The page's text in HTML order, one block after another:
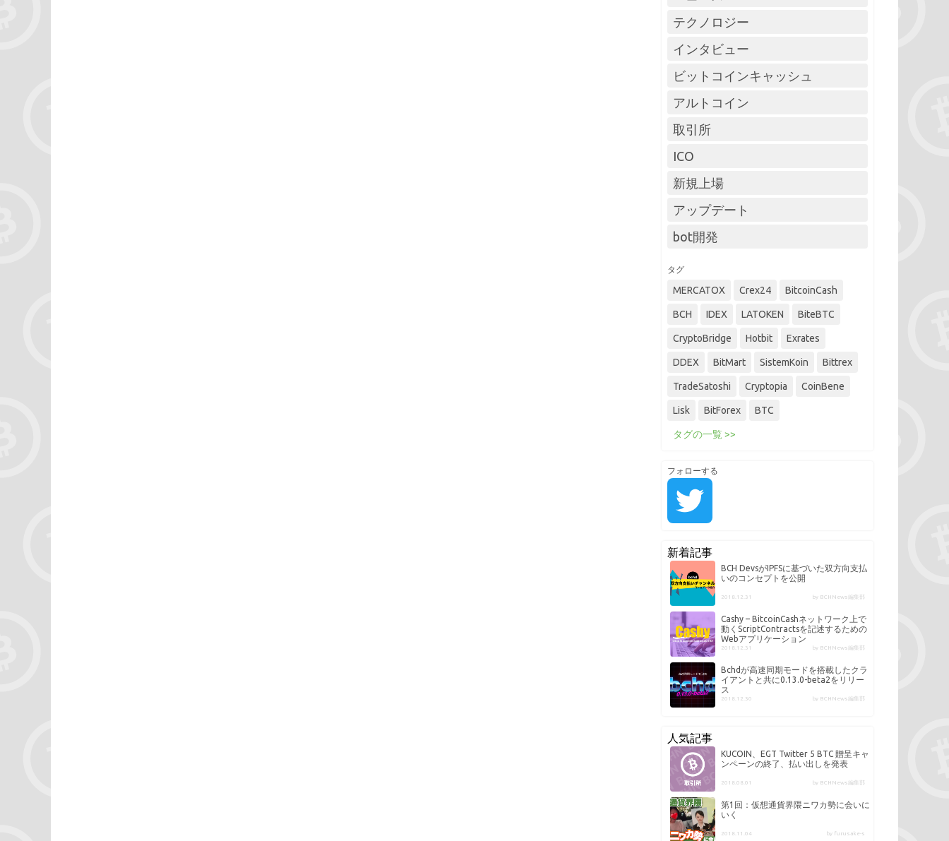
テクノロジー
インタビュー
ビットコインキャッシュ
アルトコイン
取引所
ICO
新規上場
アップデート
bot開発
タグ
MERCATOX Crex24 BitcoinCash
BCH IDEX LATOKEN BiteBTC
CryptoBridge Hotbit Exrates
DDEX BitMart SistemKoin Bittrex
TradeSatoshi Cryptopia CoinBene
Lisk BitForex BTC
タグの一覧 >>
フォローする
新着記事
BCH DevsがIPFSに基づいた双方向支払
いのコンセプトを公開
2018.12.31 by BCHNews編集部
Cashy – BitcoinCashネットワーク上で
動くScriptContractsを記述するための
Webアプリケーション
2018.12.31 by BCHNews編集部
Bchdが高速同期モードを搭載したクラ
イアントと共に0.13.0-beta2をリリー
ス
2018.12.30 by BCHNews編集部
人気記事
KUCOIN、EGT Twitter 5 BTC 贈呈キャ
ンペーンの終了、払い出しを発表
2018.08.01 by BCHNews編集部
第1回：仮想通貨界隈ニワカ勢に会いに
いく
2018.11.04 by furusake-s